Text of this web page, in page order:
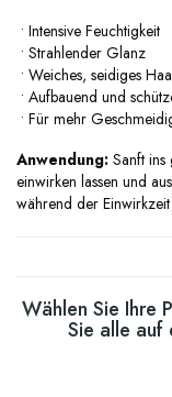
• Intensive Feuchtigkeit
• Strahlender Glanz
• Weiches, seidiges
• Aufbauend und
• Für mehr
Anwendung: Sanft ins
einwirken lassen und
während der
Wählen Sie Ihre
Sie alle auf